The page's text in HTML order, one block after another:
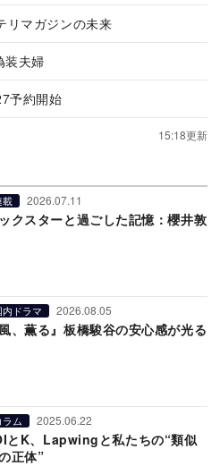
リマガジンの未来
装夫婦
予約開始
15:18更新
載 2026.07.11
クスターと過ごした記憶：櫻井敦
内ドラマ 2026.08.05
風、薫る』板橋駿谷の安心感が光る
ラム 2025.06.22
とK、Lapwingと私たちの“類似
正体”